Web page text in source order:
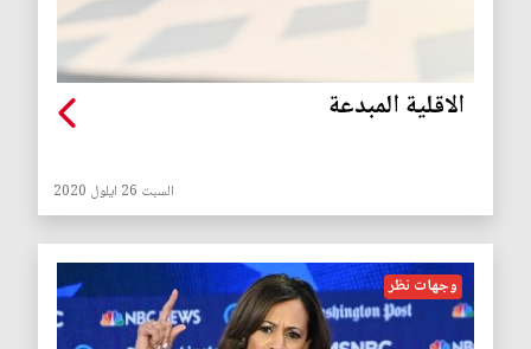
الاقلية المبدعة
السبت 26 ايلول 2020
وجهات نظر